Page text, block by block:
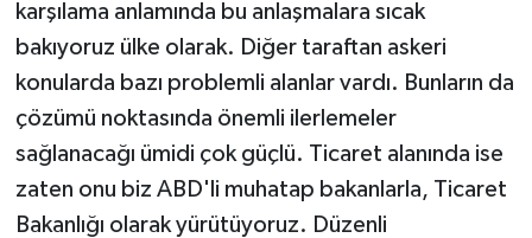
karşılama anlamında bu anlaşmalara sıcak
bakıyoruz ülke olarak. Diğer taraftan askeri
konularda bazı problemli alanlar vardı. Bunların da
çözümü noktasında önemli ilerlemeler
sağlanacağı ümidi çok güçlü. Ticaret alanında ise
zaten onu biz ABD'li muhatap bakanlarla, Ticaret
Bakanlığı olarak yürütüyoruz. Düzenli